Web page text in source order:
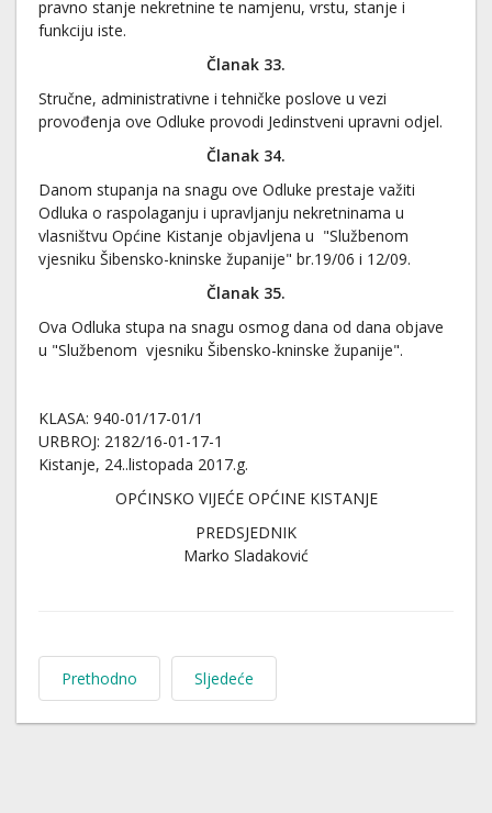
pravno stanje nekretnine te namjenu, vrstu, stanje i
funkciju iste.
Članak 33.
Stručne, administrativne i tehničke poslove u vezi
provođenja ove Odluke provodi Jedinstveni upravni odjel.
Članak 34.
Danom stupanja na snagu ove Odluke prestaje važiti
Odluka o raspolaganju i upravljanju nekretninama u
vlasništvu Općine Kistanje objavljena u "Službenom
vjesniku Šibensko-kninske županije" br.19/06 i 12/09.
Članak 35.
Ova Odluka stupa na snagu osmog dana od dana objave
u "Službenom vjesniku Šibensko-kninske županije".
KLASA: 940-01/17-01/1
URBROJ: 2182/16-01-17-1
Kistanje, 24..listopada 2017.g.
OPĆINSKO VIJEĆE OPĆINE KISTANJE
PREDSJEDNIK
Marko Sladaković
Prethodno Sljedeće